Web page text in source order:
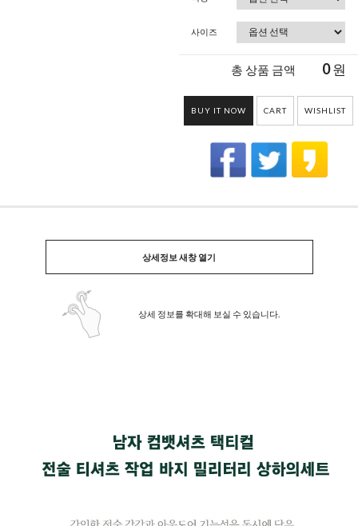
사이즈
총 상품 금액 0원
BUY IT NOW CART WISHLIST
상세정보 새창 열기
상세 정보를 확대해 보실 수 있습니다.